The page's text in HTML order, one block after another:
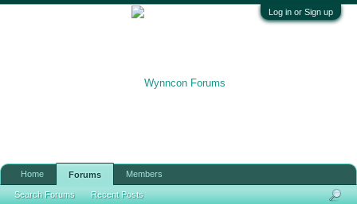
Log in or Sign up
Home Forums
Search Forums Recent Posts
Members